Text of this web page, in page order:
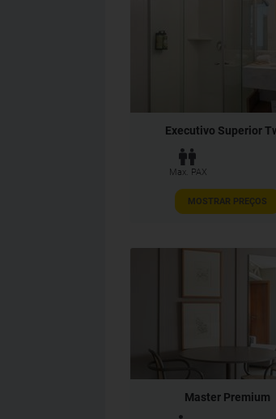
Executivo Superior
Max. PAX
MOSTRAR PREÇOS
Master Premium